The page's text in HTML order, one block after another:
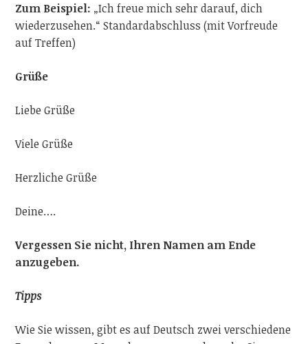
Zum Beispiel: „Ich freue mich sehr darauf, dich
wiederzusehen.“ Standardabschluss (mit Vorfreude
auf Treffen)
Grüße
Liebe Grüße
Viele Grüße
Herzliche Grüße
Deine….
Vergessen Sie nicht, Ihren Namen am Ende
anzugeben.
Tipps
Wie Sie wissen, gibt es auf Deutsch zwei verschiedene